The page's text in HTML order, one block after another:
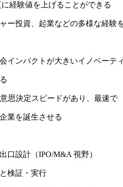
経験値を上げることができる
ー投資、起業などの多様な経験
インパクトが大きいイノベーテ
思決定スピードがあり、最速で
業を誕生させる
口設計（IPO/M&A 視野）
検証・実行